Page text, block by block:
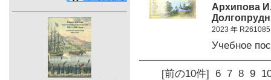
Архипова
2023 年 R261085
Учебное
[前の10件] 6 7 8 9